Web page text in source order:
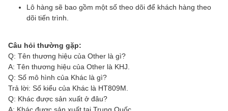
Lô hàng sẽ bao gồm một số theo dõi để khách hàng theo
dõi tiến trình.
Câu hỏi thường gặp:
Q: Tên thương hiệu của Other là gì?
A: Tên thương hiệu của Other là KHJ.
Q: Số mô hình của Khác là gì?
Trả lời: Số kiểu của Khác là HT809M.
Q: Khác được sản xuất ở đâu?